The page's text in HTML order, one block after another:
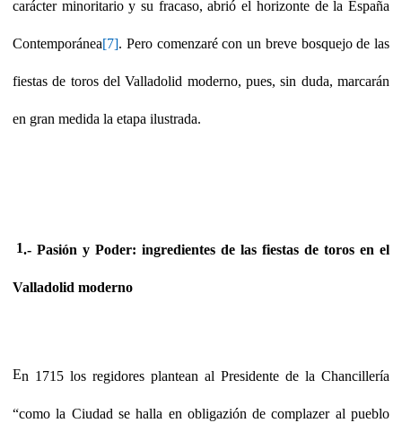
carácter minoritario y su fracaso, abrió el horizonte de la España
Contemporánea[7]. Pero comenzaré con un breve bosquejo de las
fiestas de toros del Valladolid moderno, pues, sin duda, marcarán
en gran medida la etapa ilustrada.
1.- Pasión y Poder: ingredientes de las fiestas de toros en el
Valladolid moderno
En 1715 los regidores plantean al Presidente de la Chancillería
“como la Ciudad se halla en obligazión de complazer al pueblo